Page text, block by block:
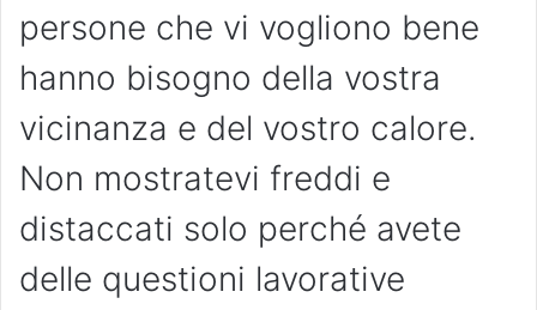
persone che vi vogliono bene
hanno bisogno della vostra
vicinanza e del vostro calore.
Non mostratevi freddi e
distaccati solo perché avete
delle questioni lavorative